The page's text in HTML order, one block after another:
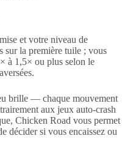
et votre niveau de
sur la première tuile ; vous
à 1,5× ou plus selon le
brille — chaque mouvement
aux jeux auto-crash
Chicken Road vous permet
décider si vous encaissez ou